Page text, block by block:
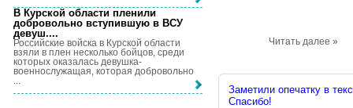
Читать далее »
Заметили опечатку в
Спасибо!
В Курской области пленили
добровольно вступившую в ВСУ
девуш....
Российские войска в Курской области
взяли в плен несколько бойцов, среди
которых оказалась девушка-
военнослужащая, которая добровольно
...